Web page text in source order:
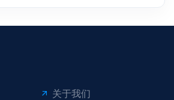
关于我们